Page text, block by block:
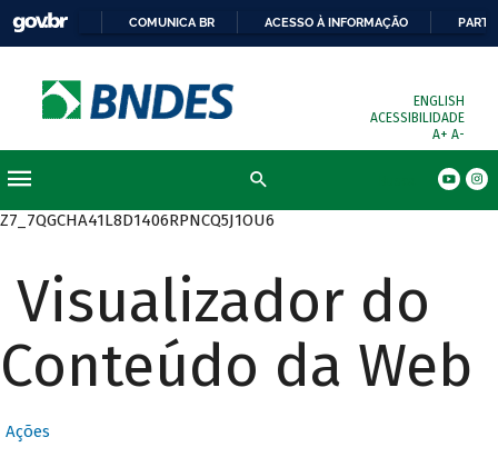
COMUNICA BR ACESSO À INFORMAÇÃO
ENGLISH
ACESSIBILIDADE
A+ A-
Z7_7QGCHA41L8D1406RPNCQ5J1OU6
Visualizador do
Conteúdo da Web
Ações